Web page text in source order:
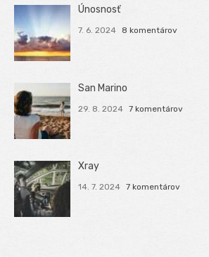
Únosnosť
7. 6. 2024 8 komentárov
San Marino
29. 8. 2024 7 komentárov
Xray
14. 7. 2024 7 komentárov